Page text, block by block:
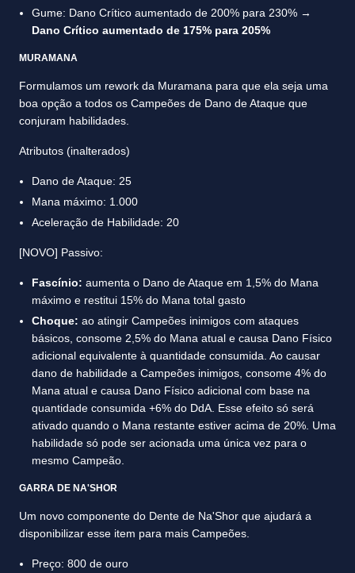
Gume: Dano Crítico aumentado de 200% para 230% →
Dano Crítico aumentado de 175% para 205%
MURAMANA
Formulamos um rework da Muramana para que ela seja uma
boa opção a todos os Campeões de Dano de Ataque que
conjuram habilidades.
Atributos (inalterados)
Dano de Ataque: 25
Mana máximo: 1.000
Aceleração de Habilidade: 20
[NOVO] Passivo:
Fascínio: aumenta o Dano de Ataque em 1,5% do Mana
máximo e restitui 15% do Mana total gasto
Choque: ao atingir Campeões inimigos com ataques
básicos, consome 2,5% do Mana atual e causa Dano Físico
adicional equivalente à quantidade consumida. Ao causar
dano de habilidade a Campeões inimigos, consome 4% do
Mana atual e causa Dano Físico adicional com base na
quantidade consumida +6% do DdA. Esse efeito só será
ativado quando o Mana restante estiver acima de 20%. Uma
habilidade só pode ser acionada uma única vez para o
mesmo Campeão.
GARRA DE NA'SHOR
Um novo componente do Dente de Na'Shor que ajudará a
disponibilizar esse item para mais Campeões.
Preço: 800 de ouro